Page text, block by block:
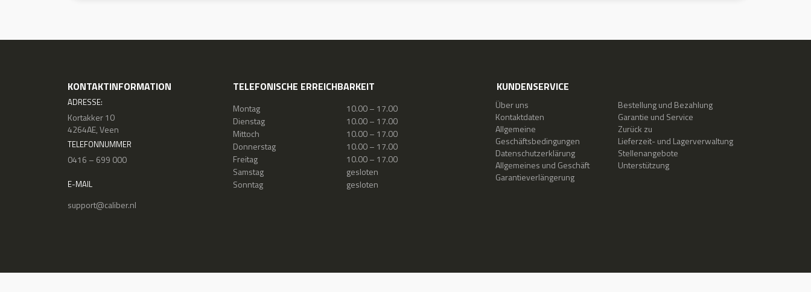
KONTAKTINFORMATION
ADRESSE:
Kortakker 10
4264AE, Veen
TELEFONNUMMER
0416 – 699 000
E-MAIL
support@caliber.nl
TELEFONISCHE ERREICHBARKEIT
Montag
10.00 – 17.00
Dienstag
10.00 – 17.00
Mittoch
10.00 – 17.00
Donnerstag
10.00 – 17.00
Freitag
10.00 – 17.00
Samstag
gesloten
Sonntag
gesloten
KUNDENSERVICE
Über uns
Kontaktdaten
Allgemeine
Geschäftsbedingungen
Datenschutzerklärung
Allgemeines und Geschäft
Garantieverlängerung
Bestellung und Bezahlung
Garantie und Service
Zurück zu
Lieferzeit- und Lagerverwaltung
Stellenangebote
Unterstützung